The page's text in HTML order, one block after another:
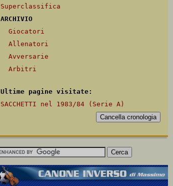
Superclassifica
ARCHIVIO
Giocatori
Allenatori
Avversarie
Arbitri
Ultime pagine visitate:
SACCHETTI nel 1983/84 (Serie A)